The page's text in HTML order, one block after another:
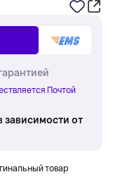
Почтой
зависимости от
товар